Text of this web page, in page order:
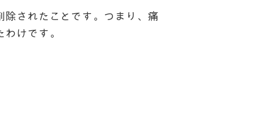
除されたことです。つまり、痛
けです。